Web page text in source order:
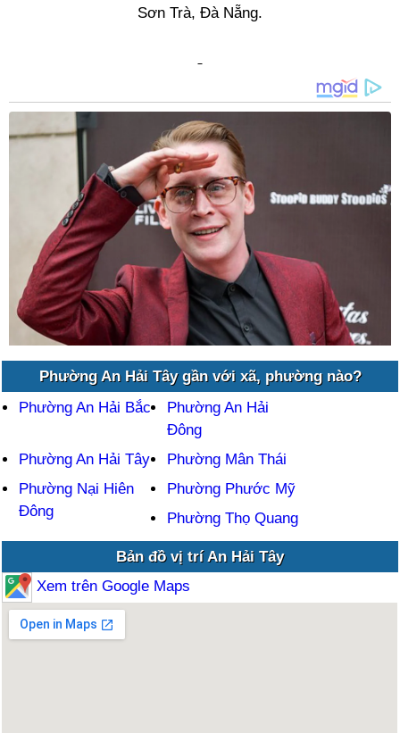
Sơn Trà, Đà Nẵng.
Phường An Hải Tây gần với xã, phường nào?
Phường An Hải Bắc
Phường An Hải
Đông
Phường An Hải Tây
Phường Mân Thái
Phường Nại Hiên
Đông
Phường Phước Mỹ
Phường Thọ Quang
Bản đồ vị trí An Hải Tây
Xem trên Google Maps